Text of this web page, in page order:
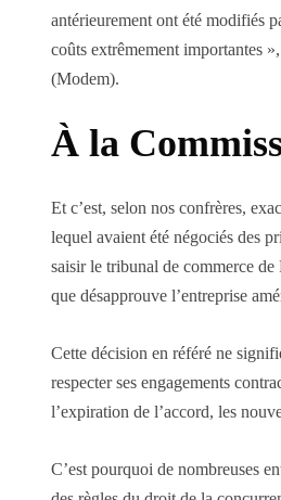
antérieurement ont été modifiés
coûts extrêmement importantes
(Modem).
À la
Et c’est, selon nos confrères,
lequel avaient été négociés des
saisir le tribunal de commerce
que désapprouve l’entreprise
Cette décision en référé ne
respecter ses engagements
l’expiration de l’accord, les
C’est pourquoi de nombreuses